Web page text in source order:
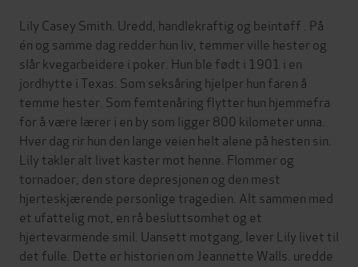
Lily Casey Smith. Uredd, handlekraftig og beintøff . På
én og samme dag redder hun liv, temmer ville hester og
slår kvegarbeidere i poker. Hun ble født i 1901 i en
jordhytte i Texas. Som seksåring hjelper hun faren å
temme hester. Som femtenåring flytter hun hjemmefra
for å være lærer i en by som ligger 800 kilometer unna.
Hver dag rir hun den lange veien helt alene på hesten sin.
Lily takler alt livet kaster mot henne. Flommer og
tornadoer, den store depresjonen og den mest
hjerteskjærende personlige tragedien. Alt sammen med
et ufattelig mot, en rå besluttsomhet og et
hjertevarmende smil. Uansett motgang, lever Lily livet til
det fulle. Dette er historien om Jeannette Walls. uredde